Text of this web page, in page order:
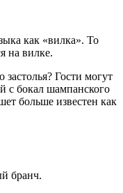
как «вилка». То
на вилке.
Гости могут
с бокал шампанского
больше известен как
бранч.